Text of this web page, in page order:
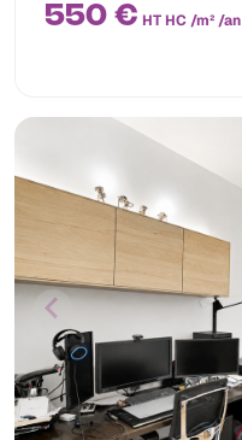
550 € HT HC /m² /an